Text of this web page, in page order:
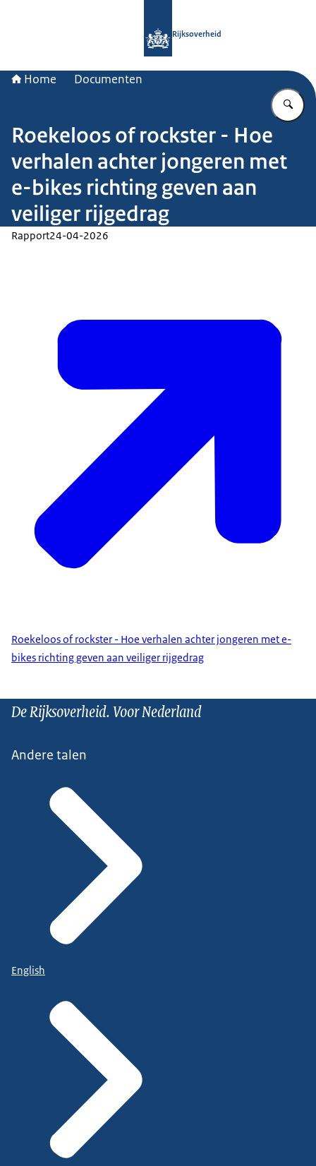
Rijksoverheid
Home Documenten
Roekeloos of rockster - Hoe
verhalen achter jongeren met
e-bikes richting geven aan
veiliger rijgedrag
Rapport24-04-2026
Roekeloos of rockster - Hoe verhalen achter jongeren met e-
bikes richting geven aan veiliger rijgedrag
De Rijksoverheid. Voor Nederland
Andere talen
English